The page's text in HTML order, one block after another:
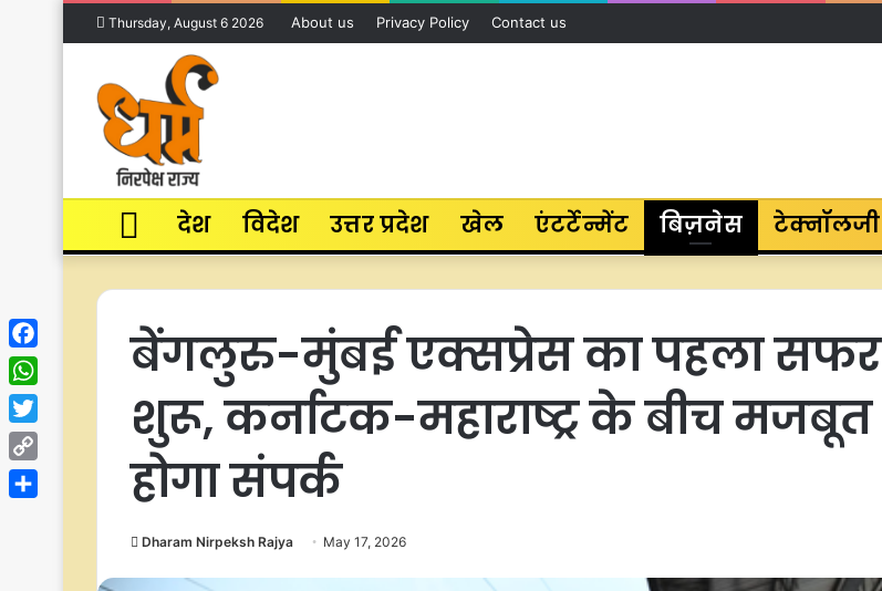
Thursday, August 6 2026 About us Privacy Policy Contact us
Home
देश विदेश उत्तर प्रदेश खेल एंटर्टेन्मेंट बिज़नेस टेक्नॉलजी
बेंगलुरु-मुंबई एक्सप्रेस का पहला सफर
शुरू, कर्नाटक-महाराष्ट्र के बीच मजबूत
होगा संपर्क
Dharam Nirpeksh Rajya May 17, 2026
Facebook
WhatsApp
Twitter
Copy
Link